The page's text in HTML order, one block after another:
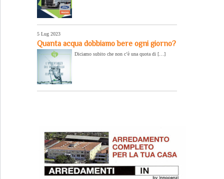
5 Lug 2023
Quanta acqua dobbiamo bere ogni giorno?
Diciamo subito che non c’è una quota di […]